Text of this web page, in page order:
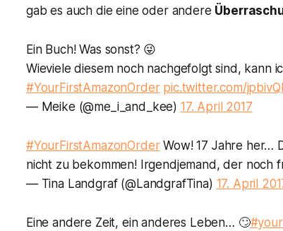
gab es auch die eine oder andere
Ein Buch! Was sonst? 😜
Wieviele diesem noch nachgefolgt sind, kann
#YourFirstAmazonOrder pic.twitter.com/
— Meike (@me_i_and_kee) 17. April 2017
#YourFirstAmazonOrderWow! 17 Jahre her…
nicht zu bekommen! Irgendjemand, der noch
— Tina Landgraf (@LandgrafTina) 17. April
Eine andere Zeit, ein anderes Leben… 🙄